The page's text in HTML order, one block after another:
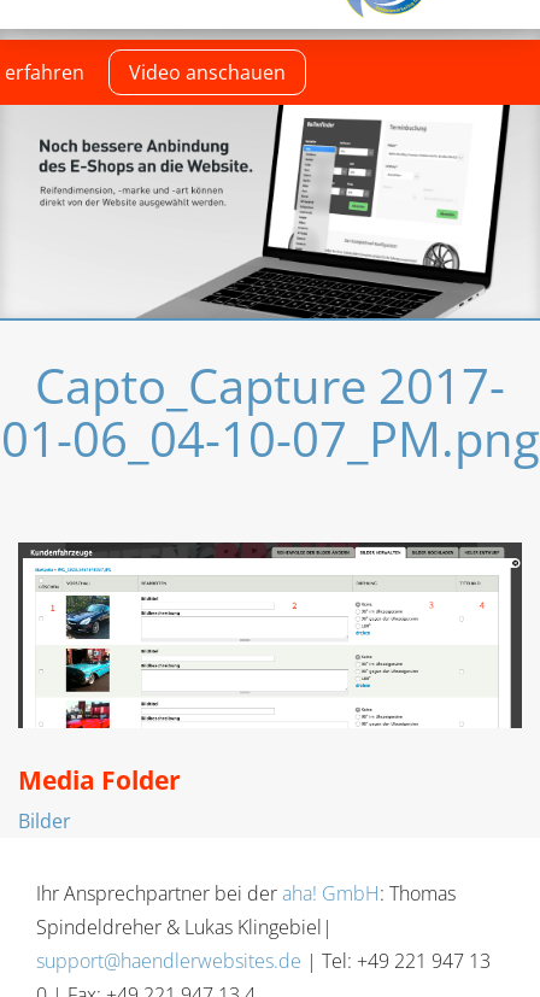
Video anschauen
Capto_Capture 2017-
01-06_04-10-07_PM.png
Media Folder
Bilder
Ihr Ansprechpartner bei deraha! GmbH: Thomas
Spindeldreher & Lukas Klingebiel|
support@haendlerwebsites.de | Tel: +49 221 947 13